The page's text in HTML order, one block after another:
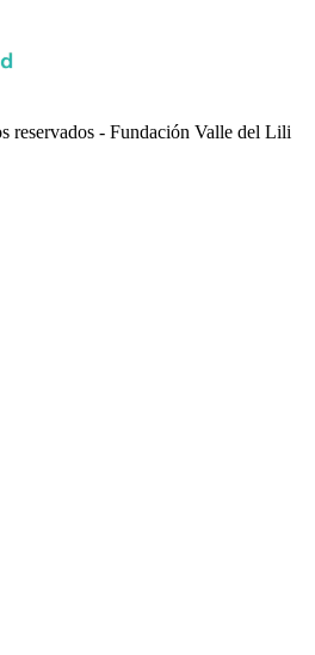
reservados - Fundación Valle del Lili